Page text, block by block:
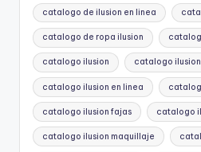
catalogo de ilusion en linea
catalogo de ropa ilusion
catalogo ilusion catalogo
catalogo ilusion en linea
catalogo ilusion fajas catalogo
catalogo ilusion maquillaje